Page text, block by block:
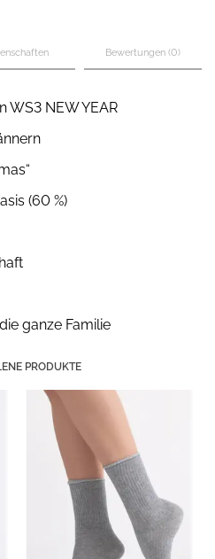
Bewertungen (0)
WS3 NEW YEAR
(60 %)
ganze Familie
PRODUKTE